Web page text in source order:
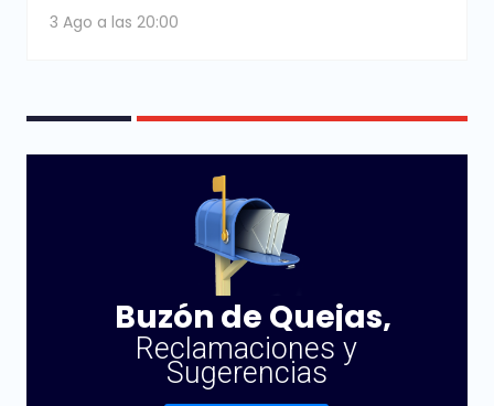
3 Ago a las 20:00
Buzón de Quejas,
Reclamaciones y
Sugerencias